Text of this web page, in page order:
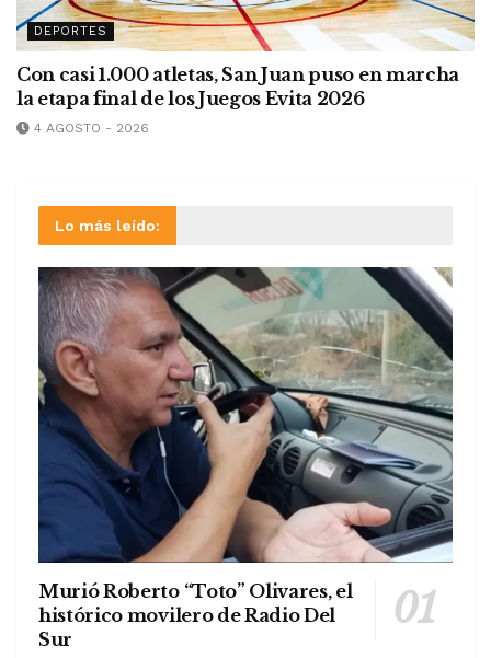
DEPORTES
Con casi 1.000 atletas, San Juan puso en marcha
la etapa final de los Juegos Evita 2026
4 AGOSTO - 2026
Lo más leído:
Murió Roberto “Toto” Olivares, el
histórico movilero de Radio Del
Sur